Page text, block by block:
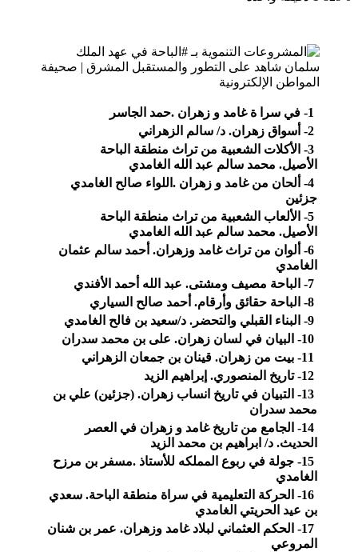
1- في سرا ة غامد و زهران .حمد الجاسر
2- أسواق زهران. د/ سالم الزهراني
3- الأكلات الشعبية من تراث منطقة الباحة
الأصيل. محمد سالم عبد الله الغامدي
4- ألحان من غامد و زهران .اللواء صالح الغامدي
جزئين
5- الألعاب الشعبية من تراث منطقة الباحة
الأصيل. محمد سالم عبد الله الغامدي
6- ألوان من تراث غامد وزهران. أحمد سالم عثمان
الغامدي
7- الباحة مصيف ومشتى. عبد الله أحمد الأفندي
8- الباحة حقائق وأرقام. أحمد صالح السياري
9- البناء القبلي والتحضر. د/سعيد بن فالح الغامدي
10- البيان في لسان زهران. على بن محمد سدران
11- بيت من زهران. قينان بن جمعان الزهراني
12- تاريخ المنصوري. إبراهيم الزيد
13- التبيان في تاريخ انساب زهران. (جزئين) علي بن
محمد سدران
14- الجامع من تاريخ غامد و زهران في العصر
الحديث. د/ ابراهيم بن محمد الزيد
15- جولة في ربوع المملكه للأستاذ .مسفر بن مرزح
الغامدي
16- الحركة التعليمية في سراة منطقة الباحة. سعدي
بن عيد الحريتي الغامدي
17- الحكم العثماني لبلاد غامد وزهران. عمر بن شنان
المروعي